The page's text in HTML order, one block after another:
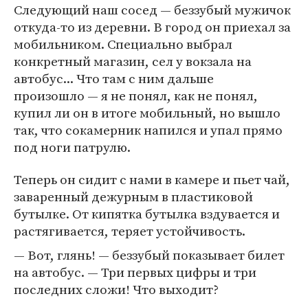
Следующий наш сосед — беззубый мужичок
откуда-то из деревни. В город он приехал за
мобильником. Специально выбрал
конкретный магазин, сел у вокзала на
автобус... Что там с ним дальше
произошло — я не понял, как не понял,
купил ли он в итоге мобильный, но вышло
так, что сокамерник напился и упал прямо
под ноги патрулю.
Теперь он сидит с нами в камере и пьет чай,
заваренный дежурным в пластиковой
бутылке. От кипятка бутылка вздувается и
растягивается, теряет устойчивость.
— Вот, глянь! — беззубый показывает билет
на автобус. — Три первых цифры и три
последних сложи! Что выходит?